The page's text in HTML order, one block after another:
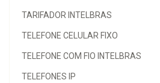
TARIFADOR INTELBRAS
TELEFONE CELULAR FIXO
TELEFONE COM FIO INTELBRAS
TELEFONES IP